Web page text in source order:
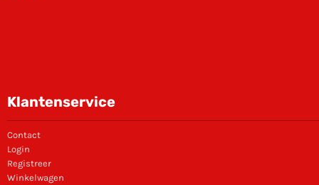
Klantenservice
Contact
Login
Registreer
Winkelwagen